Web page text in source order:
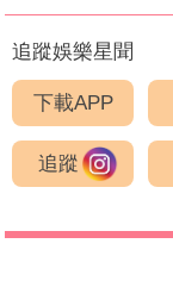
追蹤娛樂星聞
下載APP
追蹤